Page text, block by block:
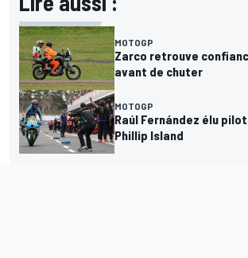
MOTOGP
Zarco retrouve
avant de chuter
MOTOGP
Raúl Fernández élu
Phillip Island